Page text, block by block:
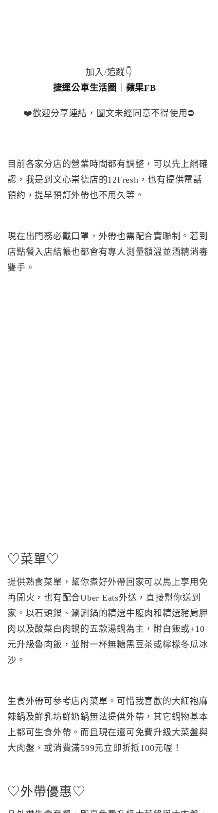
加入/追蹤👇
捷運公車生活圈
蘋果FB
❤️歡迎分享連結，圖文未經同意不得使用⛔️
目前各家分店的營業時間都有調整，可以先上網確
認，我是到文心崇德店的12Fresh，也有提供電話
預約，提早預訂外帶也不用久等。
現在出門務必戴口罩，外帶也需配合實聯制。若到
店點餐入店結帳也都會有專人測量額溫並酒精消毒
雙手。
♡菜單♡
提供熟食菜單，幫你煮好外帶回家可以馬上享用免
再開火，也有配合Uber Eats外送，直接幫你送到
家。以石頭鍋、涮涮鍋的精選牛腹肉和精選豬肩胛
肉以及酸菜白肉鍋的五款湯鍋為主，附白飯或+10
元升級魯肉飯，並附一杯無糖黑豆茶或檸檬冬瓜冰
沙。
生食外帶可參考店內菜單。可惜我喜歡的大紅袍麻
辣鍋及鮮乳坊鮮奶鍋無法提供外帶，其它鍋物基本
上都可生食外帶。而且現在還可免費升級大菜盤與
大肉盤，或消費滿599元立即折抵100元喔！
♡外帶優惠♡